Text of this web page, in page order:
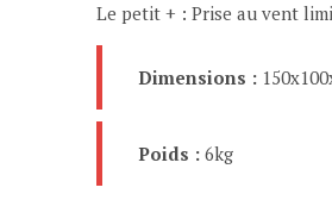
Le petit + : Prise au vent
Dimensions :
Poids : 6kg